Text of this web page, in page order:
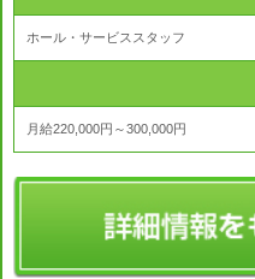
ホール・サービススタッフ
月給220,000円～300,000円